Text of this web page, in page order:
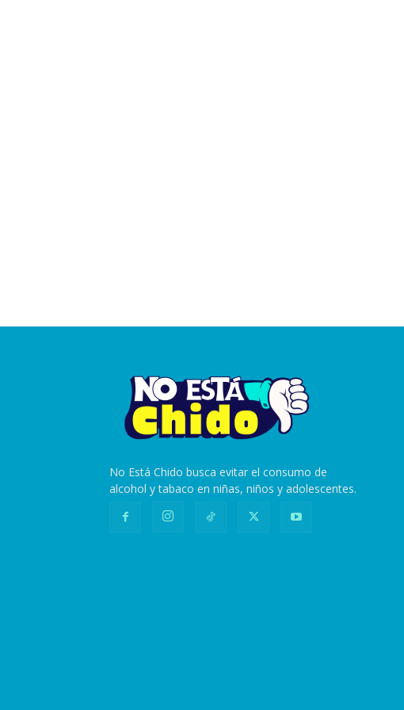
No Está Chido busca evitar el consumo de
alcohol y tabaco en niñas, niños y adolescentes.